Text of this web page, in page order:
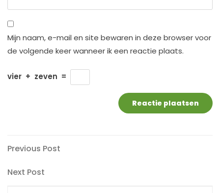
Mijn naam, e-mail en site bewaren in deze browser voor
de volgende keer wanneer ik een reactie plaats.
vier + zeven =
Berichtnavigatie
Previous
Previous Post
Next
Next Post